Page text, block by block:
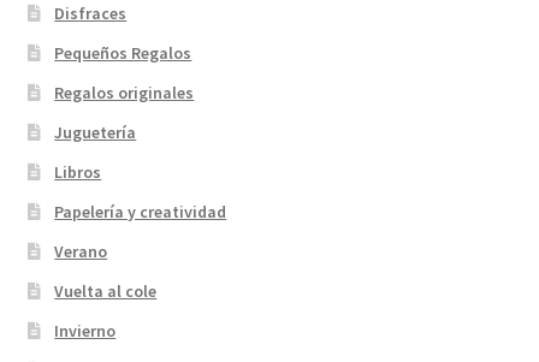
Disfraces
Pequeños Regalos
Regalos originales
Juguetería
Libros
Papelería y creatividad
Verano
Vuelta al cole
Invierno